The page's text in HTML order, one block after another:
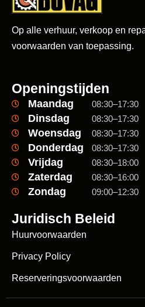
Op alle verhuur, verkoop en
voorwaarden van toepassing.
Openingstijden
Maandag 08:30–17:30
Dinsdag 08:30–17:30
Woensdag 08:30–17:30
Donderdag 08:30–17:30
Vrijdag 08:30–18:00
Zaterdag 08:30–16:00
Zondag 09:00–12:30
Juridisch Beleid
Huurvoorwaarden
Privacy Policy
Reserveringsvoorwaarden